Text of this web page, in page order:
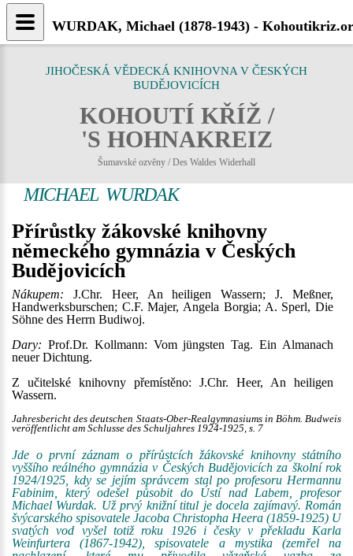
JIHOČESKÁ VĚDECKÁ KNIHOVNA V ČESKÝCH
BUDĚJOVICÍCH
KOHOUTÍ KŘÍŽ /
'S HOHNAKREIZ
Šumavské ozvěny / Des Waldes Widerhall
MICHAEL WURDAK
Přírůstky žákovské knihovny
německého gymnázia v Českých
Budějovicích
Nákupem: J.Chr. Heer, An heiligen Wassern; J. Meßner,
Handwerksburschen; C.F. Majer, Angela Borgia; A. Sperl, Die
Söhne des Herrn Budiwoj.
Dary: Prof.Dr. Kollmann: Vom jüngsten Tag. Ein Almanach
neuer Dichtung.
Z učitelské knihovny přemístěno: J.Chr. Heer, An heiligen
Wassern.
Jahresbericht des deutschen Staats-Ober-Realgymnasiums in Böhm. Budweis
veröffentlicht am Schlusse des Schuljahres 1924-1925, s. 7
Jde o první záznam o přírůstcích žákovské knihovny státního
vyššího reálného gymnázia v Českých Budějovicích za školní rok
1924/1925, kdy se jejím správcem stal po profesoru Hermannu
Fabinim, který odešel působit do Ústí nad Labem, profesor
Michael Wurdak. Už prvý knižní titul je docela zajímavý. Román
švýcarského spisovatele Jacoba Christopha Heera (1859-1925) U
svatých vod vyšel totiž roku 1926 i česky v překladu Karla
Weinfurtera (1867-1942), spisovatele a mystika (zemřel na
WURDAK, Michael (1878-1943) -